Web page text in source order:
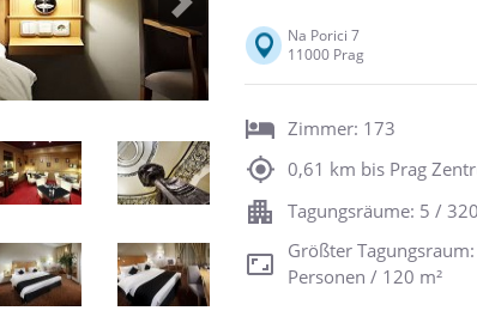
Next
Na Porici 7
11000 Prag
Zimmer: 173
0,61 km bis Prag
Tagungsräume: 5 /
Größter
Personen / 120 m²